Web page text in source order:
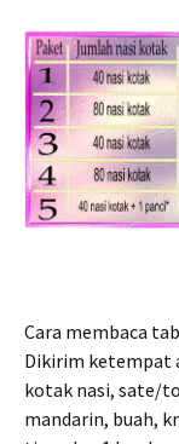
Cara membaca
Dikirim ketempat
kotak nasi, sate/
mandarin, buah,